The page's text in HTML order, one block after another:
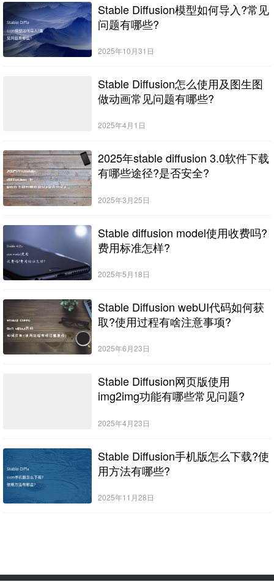
Stable Diffusion模型如何导入?常见
问题有哪些?
2025年10月31日
Stable Diffusion怎么使用及图生图
做动画常见问题有哪些?
2025年4月1日
2025年stable diffusion 3.0软件下载
有哪些途径?是否安全?
2025年3月25日
Stable diffusion model使用收费吗?
费用标准怎样?
2025年5月18日
Stable Diffusion webUI代码如何获
取?使用过程有啥注意事项?
2025年6月23日
Stable Diffusion网页版使用
img2img功能有哪些常见问题?
2025年4月23日
Stable Diffusion手机版怎么下载?使
用方法有哪些?
2025年11月28日